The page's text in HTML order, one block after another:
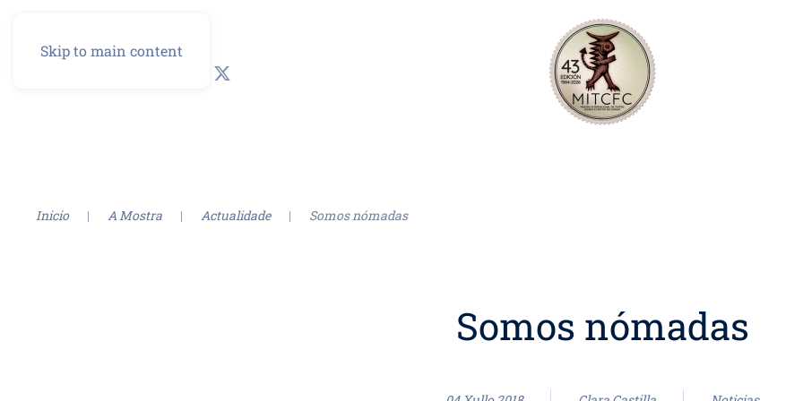
Skip to main content
Inicio A Mostra Actualidade Somos nómadas
Somos nómadas